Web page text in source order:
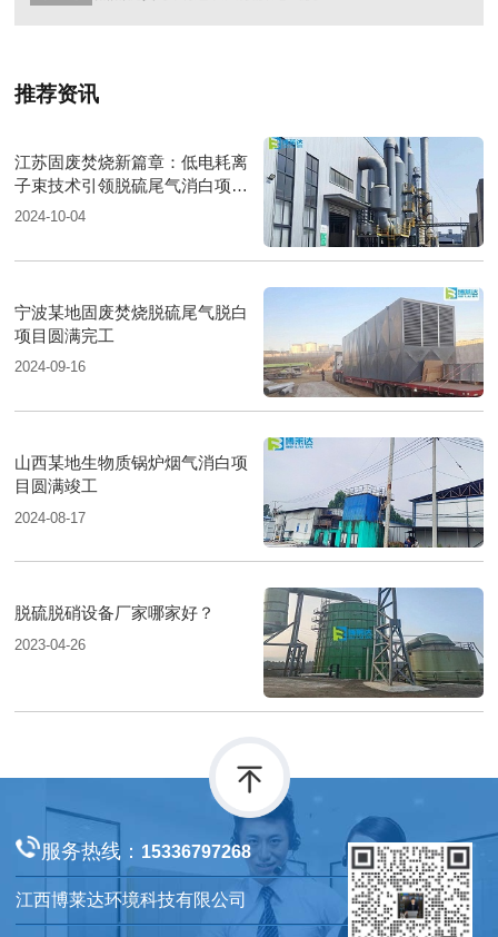
推荐资讯
江苏固废焚烧新篇章：低电耗离
子束技术引领脱硫尾气消白项目
圆满落成
2024-10-04
宁波某地固废焚烧脱硫尾气脱白
项目圆满完工
2024-09-16
山西某地生物质锅炉烟气消白项
目圆满竣工
2024-08-17
脱硫脱硝设备厂家哪家好？
2023-04-26
服务热线： 15336797268
江西博莱达环境科技有限公司